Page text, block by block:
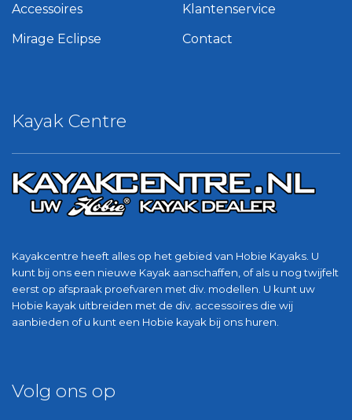
Kayak Centre
Kayakcentre heeft alles op het gebied van Hobie Kayaks. U
kunt bij ons een nieuwe Kayak aanschaffen, of als u nog twijfelt
eerst op afspraak proefvaren met div. modellen. U kunt uw
Hobie kayak uitbreiden met de div. accessoires die wij
aanbieden of u kunt een Hobie kayak bij ons huren.
Accessoires
Mirage Eclipse
Klantenservice
Contact
Volg ons op